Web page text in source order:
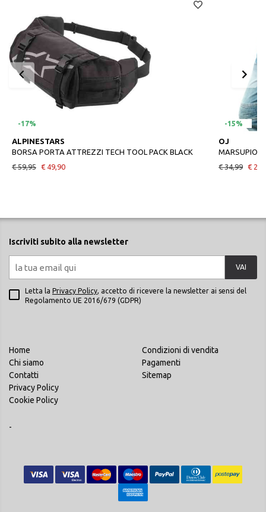
-17%
ALPINESTARS
BORSA PORTA ATTREZZI TECH TOOL PACK BLACK
€ 59,95 € 49,90
-15%
OJ
€ 34,99 €
Iscriviti subito alla newsletter
VAI
Letta la Privacy Policy, accetto di ricevere la newsletter ai sensi del
Regolamento UE 2016/679 (GDPR)
Home
Chi siamo
Contatti
Privacy Policy
Cookie Policy
Condizioni di vendita
Pagamenti
Sitemap
-